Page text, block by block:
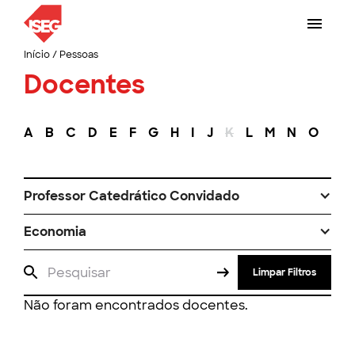
Início/ Pessoas
Docentes
A B C D E F G H I J K L M N O
Professor Catedrático Convidado
Economia
Limpar Filtros
Não foram encontrados docentes.